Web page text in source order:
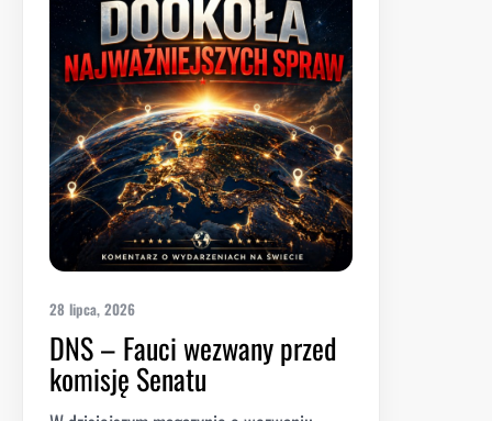
28 lipca, 2026
DNS – Fauci wezwany przed
komisję Senatu